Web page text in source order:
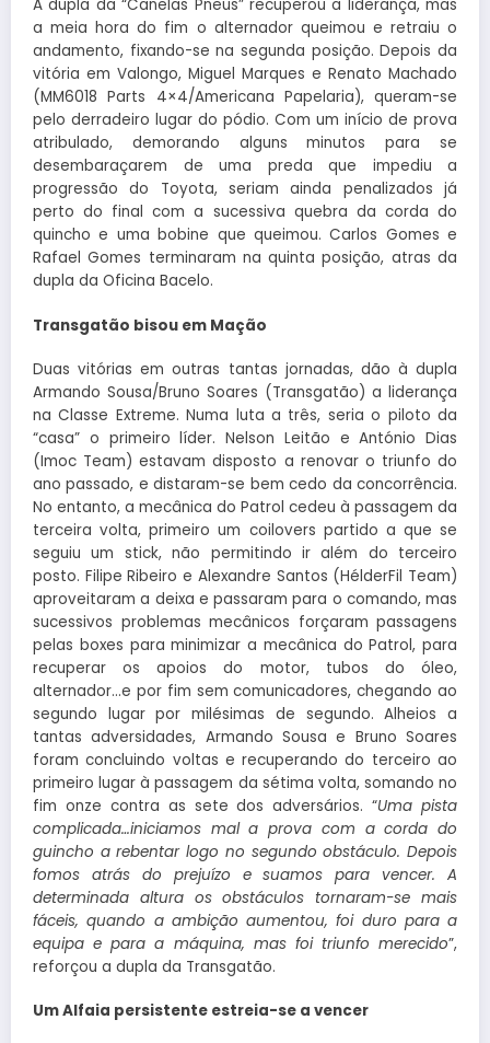
A dupla da “Canelas Pneus” recuperou a liderança, mas
a meia hora do fim o alternador queimou e retraiu o
andamento, fixando-se na segunda posição. Depois da
vitória em Valongo, Miguel Marques e Renato Machado
(MM6018 Parts 4×4/Americana Papelaria), queram-se
pelo derradeiro lugar do pódio. Com um início de prova
atribulado, demorando alguns minutos para se
desembaraçarem de uma preda que impediu a
progressão do Toyota, seriam ainda penalizados já
perto do final com a sucessiva quebra da corda do
quincho e uma bobine que queimou. Carlos Gomes e
Rafael Gomes terminaram na quinta posição, atras da
dupla da Oficina Bacelo.
Transgatão bisou em Mação
Duas vitórias em outras tantas jornadas, dão à dupla
Armando Sousa/Bruno Soares (Transgatão) a liderança
na Classe Extreme. Numa luta a três, seria o piloto da
“casa” o primeiro líder. Nelson Leitão e António Dias
(Imoc Team) estavam disposto a renovar o triunfo do
ano passado, e distaram-se bem cedo da concorrência.
No entanto, a mecânica do Patrol cedeu à passagem da
terceira volta, primeiro um coilovers partido a que se
seguiu um stick, não permitindo ir além do terceiro
posto. Filipe Ribeiro e Alexandre Santos (HélderFil Team)
aproveitaram a deixa e passaram para o comando, mas
sucessivos problemas mecânicos forçaram passagens
pelas boxes para minimizar a mecânica do Patrol, para
recuperar os apoios do motor, tubos do óleo,
alternador…e por fim sem comunicadores, chegando ao
segundo lugar por milésimas de segundo. Alheios a
tantas adversidades, Armando Sousa e Bruno Soares
foram concluindo voltas e recuperando do terceiro ao
primeiro lugar à passagem da sétima volta, somando no
fim onze contra as sete dos adversários. “Uma pista
complicada…iniciamos mal a prova com a corda do
guincho a rebentar logo no segundo obstáculo. Depois
fomos atrás do prejuízo e suamos para vencer. A
determinada altura os obstáculos tornaram-se mais
fáceis, quando a ambição aumentou, foi duro para a
equipa e para a máquina, mas foi triunfo merecido”,
reforçou a dupla da Transgatão.
Um Alfaia persistente estreia-se a vencer